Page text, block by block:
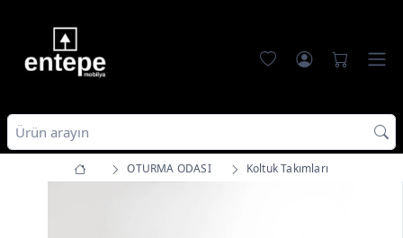
OTURMA ODASI Koltuk Takımları